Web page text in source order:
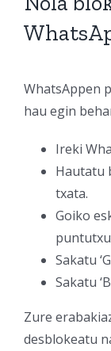
WhatsAppen
hau egin
Ireki
Hautatu
txata.
Goiko
Sakatu
Sakatu
Zure
desblokeatu